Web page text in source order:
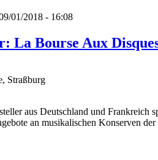
01/2018 - 16:08
La Bourse Aux
Straßburg
aus Deutschland und
an musikalischen Konserven